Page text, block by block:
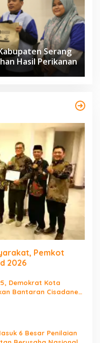
Serang
Hasil Perikanan
Pemkot
2026
Demokrat Kota
Bantaran Cisadane
6 Besar Penilaian